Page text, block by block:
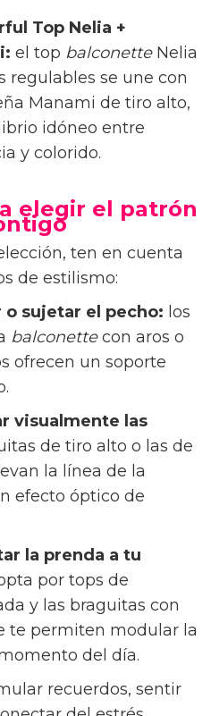
Top Nelia +
el top balconetteNelia
regulables se une con
Manami de tiro alto,
idóneo entre
y colorido.
elegir el patrón
ten en cuenta
de estilismo:
o sujetar el pecho: los
balconettecon aros o
ofrecen un soporte
visualmente las
de tiro alto o las de
la línea de la
efecto óptico de
la prenda a tu
por tops de
y las braguitas con
te permiten modular la
del día.
recuerdos, sentir